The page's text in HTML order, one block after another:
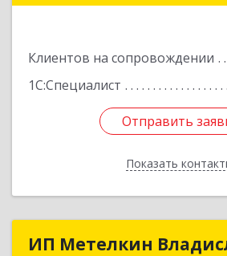
Клиентов на сопровождении
1С:Специалист
Отправить
Показать
Отправить
Назад
ИП МетелкинИП Метелкин